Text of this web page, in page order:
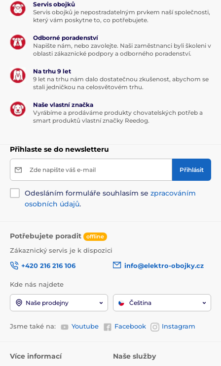
Servis obojků
Servis obojků je nepostradatelným prvkem naší společnosti,
který vám poskytne to, co potřebujete.
Odborné poradenství
Napište nám, nebo zavolejte. Naši zaměstnanci byli školeni v
oblasti zákaznické podpory a odborného poradenství.
Na trhu 9 let
9 let na trhu nám dalo dostatečnou zkušenost, abychom se
stali jedničkou na celosvětovém trhu.
Naše vlastní značka
Vyrábíme a prodáváme produkty chovatelských potřeb a
smart produktů vlastní značky Reedog.
Přihlaste se do newsletteru
Zde napište váš e-mail Přihlásit
Odesláním formuláře souhlasím se zpracováním
osobních údajů.
Potřebujete poradit offline
Zákaznický servis je k dispozici
+420 216 216 106
info@elektro-obojky.cz
Kde nás najdete
Naše prodejny Čeština
Jsme také na: Youtube Facebook Instagram
Více informací Naše služby